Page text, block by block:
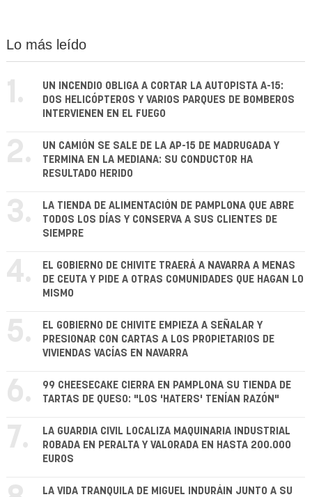
Lo más leído
1.
UN INCENDIO OBLIGA A CORTAR LA AUTOPISTA A-15:
DOS HELICÓPTEROS Y VARIOS PARQUES DE BOMBEROS
INTERVIENEN EN EL FUEGO
2.
UN CAMIÓN SE SALE DE LA AP-15 DE MADRUGADA Y
TERMINA EN LA MEDIANA: SU CONDUCTOR HA
RESULTADO HERIDO
3.
LA TIENDA DE ALIMENTACIÓN DE PAMPLONA QUE ABRE
TODOS LOS DÍAS Y CONSERVA A SUS CLIENTES DE
SIEMPRE
4.
EL GOBIERNO DE CHIVITE TRAERÁ A NAVARRA A MENAS
DE CEUTA Y PIDE A OTRAS COMUNIDADES QUE HAGAN LO
MISMO
5.
EL GOBIERNO DE CHIVITE EMPIEZA A SEÑALAR Y
PRESIONAR CON CARTAS A LOS PROPIETARIOS DE
VIVIENDAS VACÍAS EN NAVARRA
6.
99 CHEESECAKE CIERRA EN PAMPLONA SU TIENDA DE
TARTAS DE QUESO: "LOS 'HATERS' TENÍAN RAZÓN"
7.
LA GUARDIA CIVIL LOCALIZA MAQUINARIA INDUSTRIAL
ROBADA EN PERALTA Y VALORADA EN HASTA 200.000
EUROS
LA VIDA TRANQUILA DE MIGUEL INDURÁIN JUNTO A SU